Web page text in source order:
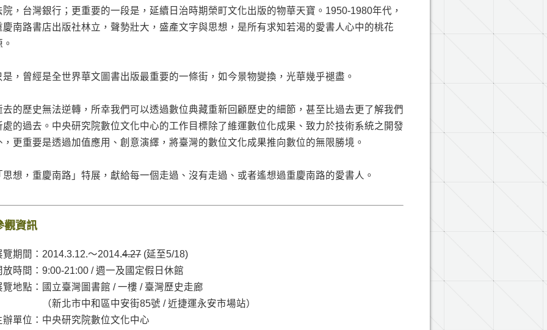
院，台灣銀行；更重要的一段是，延續日治時期榮町文化出版的物華天寶。1950-1980年代，
慶南路書店出版社林立，聲勢壯大，盛產文字與思想，是所有求知若渴的愛書人心中的桃花
是，曾經是全世界華文圖書出版最重要的一條街，如今景物變換，光華幾乎褪盡。
去的歷史無法逆轉，所幸我們可以透過數位典藏重新回顧歷史的細節，甚至比過去更了解我們
處的過去。中央研究院數位文化中心的工作目標除了維運數位化成果、致力於技術系統之開發
，更重要是透過加值應用、創意演繹，將臺灣的數位文化成果推向數位的無限勝境。
思想，重慶南路」特展，獻給每一個走過、沒有走過、或者遙想過重慶南路的愛書人。
觀資訊
覽期間：2014.3.12.～2014.4.27 (延至5/18)
放時間：9:00-21:00 / 週一及國定假日休館
覽地點：國立臺灣圖書館 / 一樓 / 臺灣歷史走廊
新北市中和區中安街85號 / 近捷運永安市場站）
辦單位：中央研究院數位文化中心